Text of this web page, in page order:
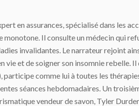
en assurances, spécialisé dans les
monotone. Il consulte un médecin qui
invalidantes. Le narrateur rejoint
et de soigner son insomnie rebelle.
comme lui à toutes les
séances hebdomadaires. Un
vendeur de savon, Tyler